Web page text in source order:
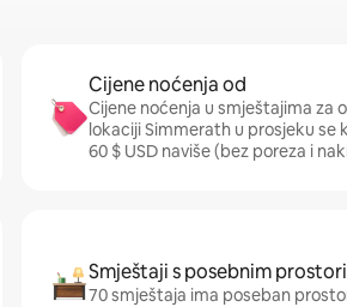
Cijene noćenja od
Cijene noćenja u smještajima za
lokaciji Simmerath u prosjeku se
60 $ USD naviše (bez poreza i
Smještaji s posebnim
70 smještaja ima poseban